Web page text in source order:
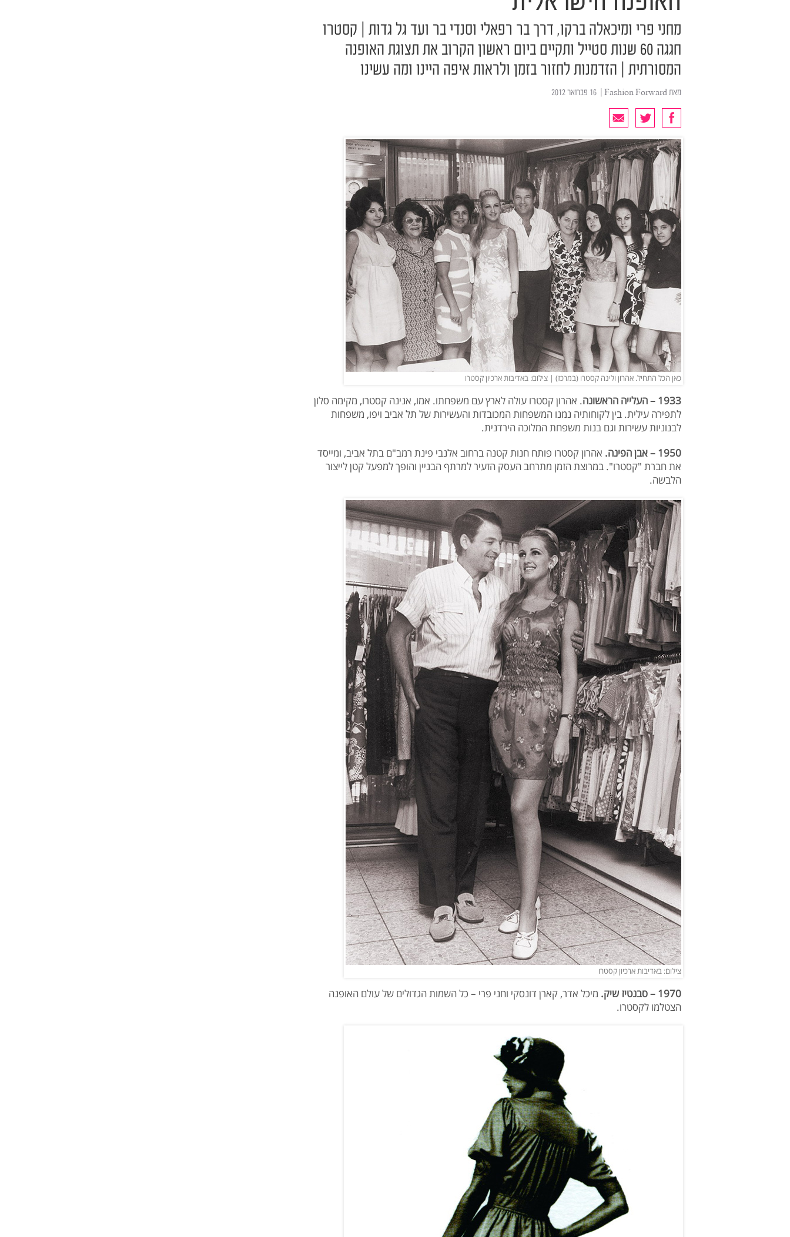
מחני פרי ומיכאלה ברקו, דרך בר רפאלי וסנדי בר ועד גל גדות | קסטרו
חגגה 60 שנות סטייל ותקיים ביום ראשון הקרוב את תצוגת האופנה
המסורתית | הזדמנות לחזור בזמן ולראות איפה היינו ומה עשינו
מאתFashion Forward
כאן הכל התחיל. אהרון ולינה קסטרו (במרכז) | צילום: באדיבות ארכיון קסטרו
1933 – העלייה הראשונה
. אהרון קסטרו עולה לארץ עם משפחתו. אמו, אנינה קסטרו, מקימה סלון
לתפירה עילית. בין לקוחותיה נמנו המשפחות המכובדות והעשירות של תל אביב ויפו, משפחות
לבנוניות עשירות וגם בנות משפחת המלוכה הירדנית.
1950 – אבן הפינה.
אהרון קסטרו פותח חנות קטנה ברחוב אלנבי פינת רמב"ם בתל אביב, ומייסד
את חברת "קסטרו". במרוצת הזמן מתרחב העסק הזעיר למרתף הבניין והופך למפעל קטן לייצור
הלבשה.
צילום: באדיבות ארכיון קסטרו
1970 – סבנטיז שיק.
מיכל אדר, קארן דונסקי וחני פרי – כל השמות הגדולים של עולם האופנה
הצטלמו לקסטרו.